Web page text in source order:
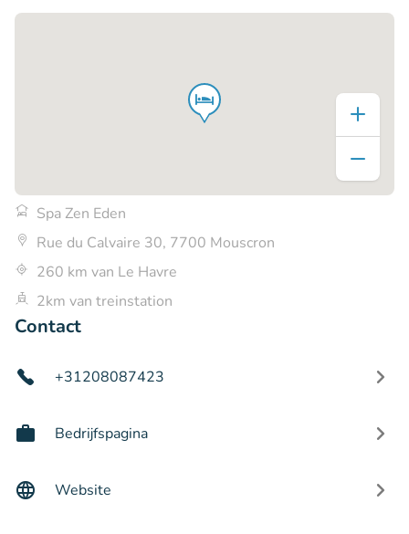
Spa Zen Eden
Rue du Calvaire 30, 7700 Mouscron
260 km van Le Havre
2km van treinstation
Contact
+31208087423
Bedrijfspagina
Website